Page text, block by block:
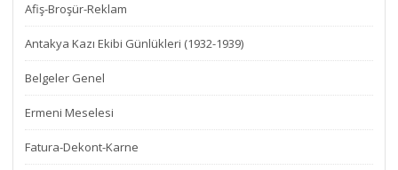
Afiş-Broşür-Reklam
Antakya Kazı Ekibi Günlükleri (1932-1939)
Belgeler Genel
Ermeni Meselesi
Fatura-Dekont-Karne